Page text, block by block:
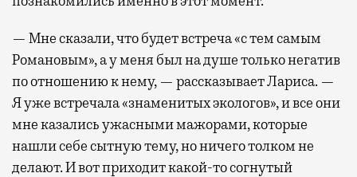
— Мне сказали, что будет встреча «с тем самым
Романовым», а у меня был на душе только негатив
по отношению к нему, — рассказывает Лариса. —
Я уже встречала «знаменитых экологов», и все они
мне казались ужасными мажорами, которые
нашли себе сытную тему, но ничего толком не
делают. И вот приходит какой-то согнутый